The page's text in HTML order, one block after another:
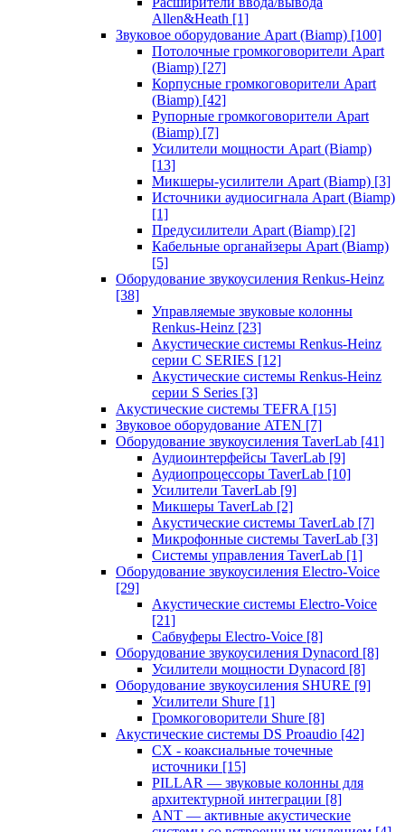
Allen&Heath [1]
Звуковое оборудование Apart (Biamp) [100]
Потолочные громкоговорители Apart
(Biamp) [27]
Корпусные громкоговорители Apart
(Biamp) [42]
Рупорные громкоговорители Apart
(Biamp) [7]
Усилители мощности Apart (Biamp)
[13]
Микшеры-усилители Apart (Biamp) [3]
Источники аудиосигнала Apart (Biamp)
[1]
Предусилители Apart (Biamp) [2]
Кабельные органайзеры Apart (Biamp)
[5]
Оборудование звукоусиления Renkus-Heinz
[38]
Управляемые звуковые колонны
Renkus-Heinz [23]
Акустические системы Renkus-Heinz
серии C SERIES [12]
Акустические системы Renkus-Heinz
серии S Series [3]
Акустические системы TEFRA [15]
Звуковое оборудование ATEN [7]
Оборудование звукоусиления TaverLab [41]
Аудиоинтерфейсы TaverLab [9]
Аудиопроцессоры TaverLab [10]
Усилители TaverLab [9]
Микшеры TaverLab [2]
Акустические системы TaverLab [7]
Микрофонные системы TaverLab [3]
Системы управления TaverLab [1]
Оборудование звукоусиления Electro-Voice
[29]
Акустические системы Electro-Voice
[21]
Сабвуферы Electro-Voice [8]
Оборудование звукоусиления Dynacord [8]
Усилители мощности Dynacord [8]
Оборудование звукоусиления SHURE [9]
Усилители Shure [1]
Громкоговорители Shure [8]
Акустические системы DS Proaudio [42]
CX - коаксиальные точечные
источники [15]
PILLAR — звуковые колонны для
архитектурной интеграции [8]
ANT — активные акустические